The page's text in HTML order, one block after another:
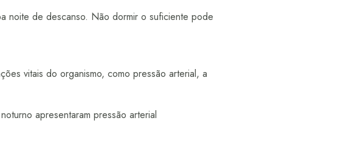
noite de descanso. Não dormir o suficiente pode
vitais do organismo, como pressão arterial, a
apresentaram pressão arterial